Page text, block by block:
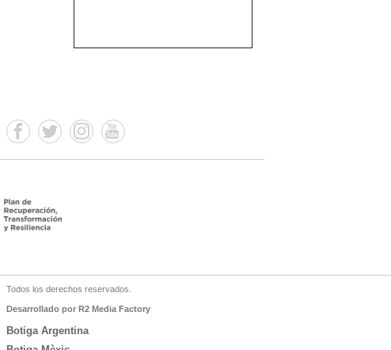
Todos los derechos reservados.
Desarrollado por R2 Media Factory
Botiga Argentina